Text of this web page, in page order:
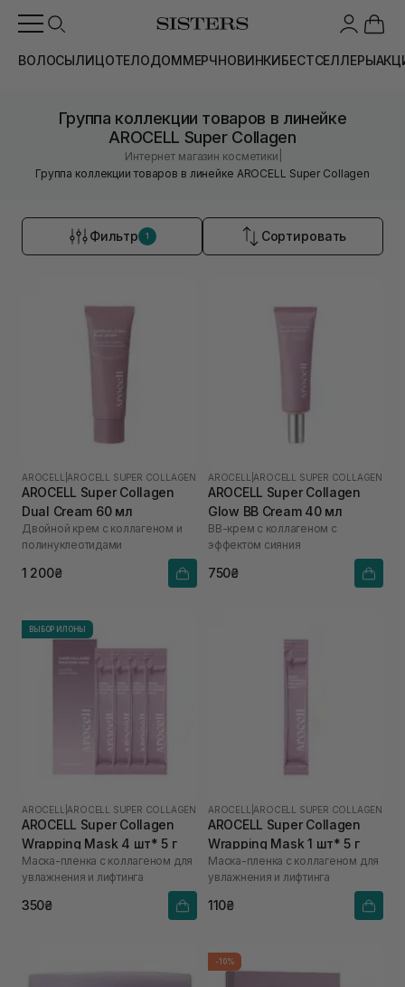
ВОЛОСЫЛИЦОТЕЛОДОММЕРЧНОВИНКИБЕСТСЕЛЛЕРЫ
Группа коллекции товаров в линейке
AROCELL Super Collagen
Интернет магазин косметики
Группа коллекции товаров в линейке AROCELL Super Collagen
Фильтр 1 Сортировать
AROCELL AROCELL SUPER COLLAGEN
AROCELL Super Collagen
Dual Cream 60 мл
Двойной крем с коллагеном и
полинуклеотидами
1 200₴
AROCELL AROCELL SUPER COLLAGEN
AROCELL Super Collagen
Glow BB Cream 40 мл
ВВ-крем с коллагеном с
эффектом сияния
750₴
ВЫБОР ИЛОНЫ
AROCELL AROCELL SUPER COLLAGEN
AROCELL Super Collagen
Wrapping Mask 4 шт* 5 г
Маска-пленка с коллагеном для
увлажнения и лифтинга
350₴
AROCELL AROCELL SUPER COLLAGEN
AROCELL Super Collagen
Wrapping Mask 1 шт* 5 г
Маска-пленка с коллагеном для
увлажнения и лифтинга
110₴
-10%